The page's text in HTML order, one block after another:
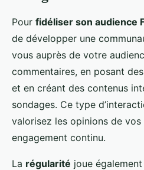
Pour fidéliser son audience
de développer une
vous auprès de votre
commentaires, en posant
et en créant des contenus
sondages. Ce type
valorisez les opinions de
engagement continu.
La régularité joue